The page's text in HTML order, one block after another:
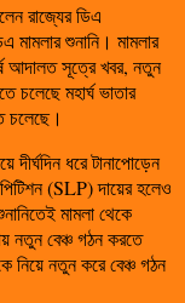
রাজ্যের ডিএ
মামলার শুনানি। মামলার
আদালত সূত্রে খবর, নতুন
চলেছে মহার্ঘ ভাতার
চলেছে।
দীর্ঘদিন ধরে টানাপোড়েন
(SLP) দায়ের হলেও
মামলা থেকে
নতুন বেঞ্চ গঠন করতে
নিয়ে নতুন করে বেঞ্চ গঠন